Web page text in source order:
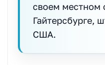
своем местном
Гайтерсбурге,
США.